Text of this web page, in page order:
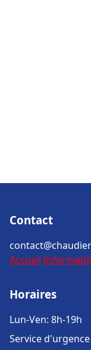
Contact
Accueil
Horaires
Lun-Ven: 8h-19h
Service